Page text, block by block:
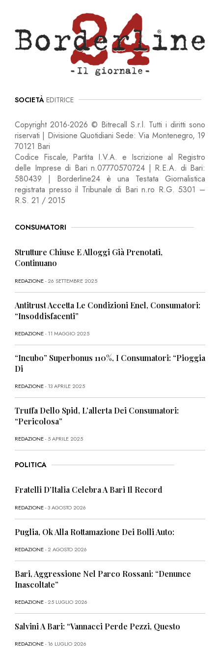
SOCIETÀ EDITRICE
Copyright 2016-2026 © Bitrecall S.r.l. Tutti i diritti sono
riservati | Divisione Quotidiani Sede: Via Montenegro, 19
70121 Bari
Codice Fiscale, Partita I.V.A. e Iscrizione al Registro
delle Imprese di Bari n.07770570724 | R.E.A. di Bari:
580439 | Borderline24 è una Testata Giornalistica
registrata presso il Tribunale di Bari n.ro R.G. 5301 –
R.S. 21 / 2015
CONSUMATORI
Strutture Chiuse E Alloggi Già Prenotati,
Continuano
REDAZIONE- 26 SETTEMBRE 2025
Antitrust Accetta Le Condizioni Enel, Consumatori:
“Insoddisfacenti”
REDAZIONE- 11 MAGGIO 2025
“Incubo” Superbonus 110%, I Consumatori: “Pioggia
Di
REDAZIONE- 13 APRILE 2025
Truffa Dello Spid, L’allerta Dei Consumatori:
“Pericolosa”
REDAZIONE- 5 APRILE 2025
POLITICA
Fratelli D’Italia Celebra A Bari Il Record
REDAZIONE- 3 AGOSTO 2026
Puglia, Ok Alla Rottamazione Dei Bolli Auto:
REDAZIONE- 2 AGOSTO 2026
Bari, Aggressione Nel Parco Rossani: “Denunce
Inascoltate”
REDAZIONE- 25 LUGLIO 2026
Salvini A Bari: “Vannacci Perde Pezzi, Questo
REDAZIONE- 16 LUGLIO 2026